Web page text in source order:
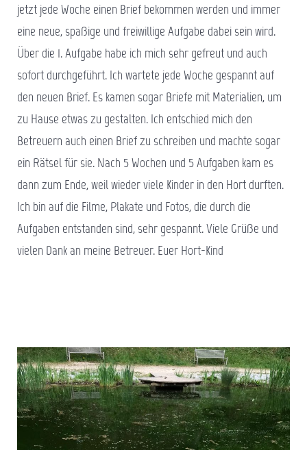
jetzt jede Woche einen Brief bekommen werden und immer
eine neue, spaßige und freiwillige Aufgabe dabei sein wird.
Über die 1. Aufgabe habe ich mich sehr gefreut und auch
sofort durchgeführt. Ich wartete jede Woche gespannt auf
den neuen Brief. Es kamen sogar Briefe mit Materialien, um
zu Hause etwas zu gestalten. Ich entschied mich den
Betreuern auch einen Brief zu schreiben und machte sogar
ein Rätsel für sie. Nach 5 Wochen und 5 Aufgaben kam es
dann zum Ende, weil wieder viele Kinder in den Hort durften.
Ich bin auf die Filme, Plakate und Fotos, die durch die
Aufgaben entstanden sind, sehr gespannt. Viele Grüße und
vielen Dank an meine Betreuer. Euer Hort-Kind